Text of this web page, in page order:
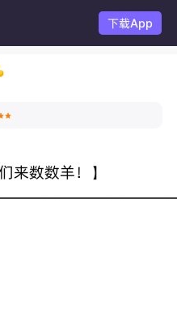
下载App
来数数羊！】